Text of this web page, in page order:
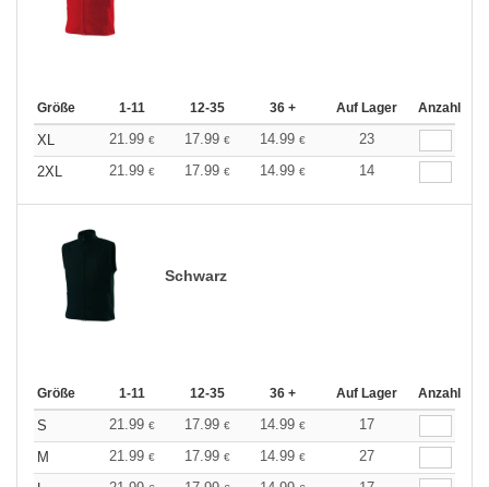
Größe 1-11 12-35 36 + Auf Lager Anzahl
XL 21.99 € 17.99 € 14.99 €
23
2XL
21.99 € 17.99 € 14.99 € 14
Schwarz
Größe 1-11 12-35 36 + Auf Lager Anzahl
S 21.99 € 17.99 € 14.99 €
17
M
21.99 € 17.99 € 14.99 €
27